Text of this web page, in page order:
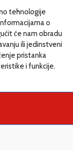
tehnologije
o
će nam obradu
ili jedinstveni
pristanka
i funkcije.